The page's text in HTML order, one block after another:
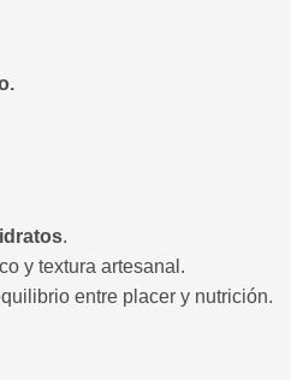
.
y textura artesanal.
entre placer y nutrición.